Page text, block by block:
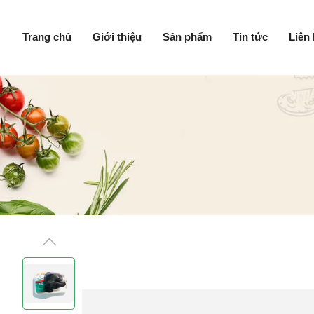
Trang chủ Giới thiệu Sản phẩm Tin tức Liên